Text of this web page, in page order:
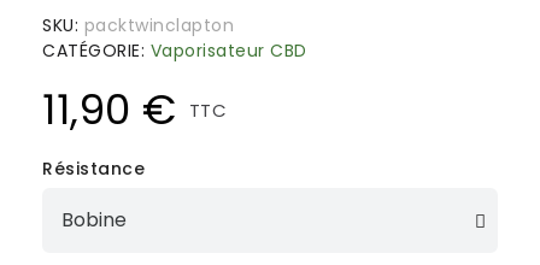
SKU packtwinclapton
CATÉGORIE Vaporisateur CBD
11,90 € TTC
Résistance